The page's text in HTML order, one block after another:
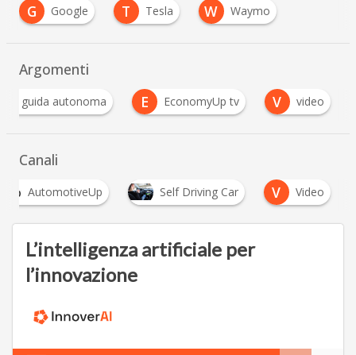
G
Google T Tesla W Waymo
Argomenti
a guida autonoma E EconomyUp tv V video
Canali
AutomotiveUp Self Driving Car V Video
L’intelligenza artificiale per
l’innovazione